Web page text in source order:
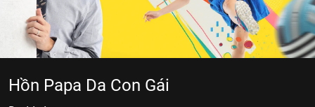
Hồn Papa Da Con Gái